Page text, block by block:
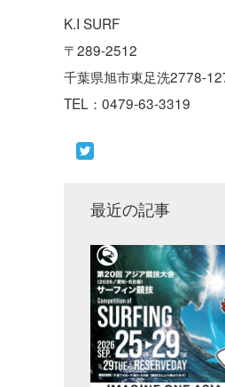
K.I SURF
〒289-2512
千葉県旭市東足洗2778-
TEL：0479-63-3319
最近の記事